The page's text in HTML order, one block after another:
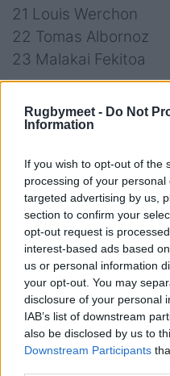
Rugbymeet - Do Not
Information
If you wish to opt-out of the
processing of your
targeted advertising by us,
section to confirm your
opt-out request is
interest-based ads based
us or personal information
your opt-out. You may
disclosure of your personal
IAB’s list of downstream
also be disclosed by us to
Downstream Participants
21 Louis Werchon
22 Tomas Albornoz
23 Malakai Fekitoa
ZEBRE
15 Giovanni
14 Giulio Bertaccini
13 Marco Zanon
12 Damiano Mazza
11 Simone Gesi
10 Giacomo Da Re
9 Alessandro Fusco
8 David Odiase
7 Samuele Locatelli
6 Bautista Stavile